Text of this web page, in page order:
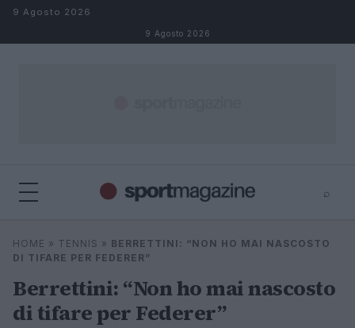
Salta al contenuto
9 Agosto 2026
9 Agosto 2026
⌕
Cerca
⌕
HOME » TENNIS » BERRETTINI: “NON HO MAI NASCOSTO
DI TIFARE PER FEDERER”
Berrettini: “Non ho mai nascosto
di tifare per Federer”